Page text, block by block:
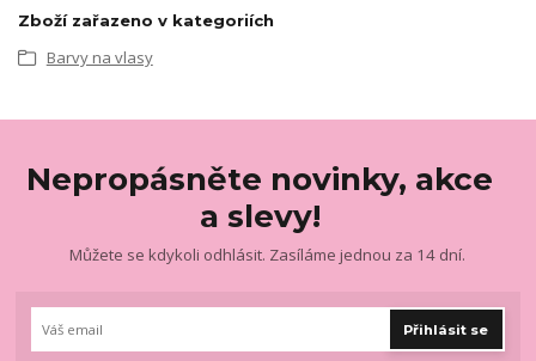
Zboží zařazeno v kategoriích
Barvy na vlasy
Nepropásněte novinky, akce
a slevy!
Můžete se kdykoli odhlásit. Zasíláme jednou za 14 dní.
Přihlásit se